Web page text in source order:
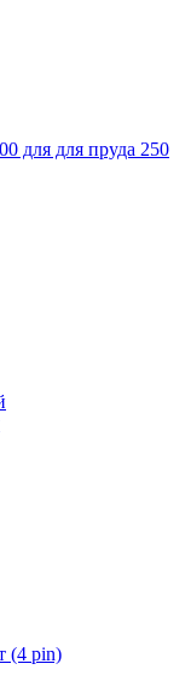
для для пруда 250
(4 pin)